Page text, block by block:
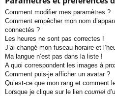
Comment modifier mes paramètres ?
Comment empêcher mon nom
connectés ?
Les heures ne sont pas correctes !
J’ai changé mon fuseau horaire et
Ma langue n’est pas dans la liste !
A quoi correspondent les images à
Comment puis-je afficher un avatar ?
Qu’est-ce que mon rang et comment
Lorsque je clique sur le lien courriel